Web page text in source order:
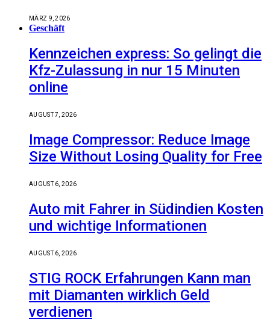
MÄRZ 9, 2026
Geschäft
Kennzeichen express: So gelingt die
Kfz-Zulassung in nur 15 Minuten
online
AUGUST 7, 2026
Image Compressor: Reduce Image
Size Without Losing Quality for Free
AUGUST 6, 2026
Auto mit Fahrer in Südindien Kosten
und wichtige Informationen
AUGUST 6, 2026
STIG ROCK Erfahrungen Kann man
mit Diamanten wirklich Geld
verdienen